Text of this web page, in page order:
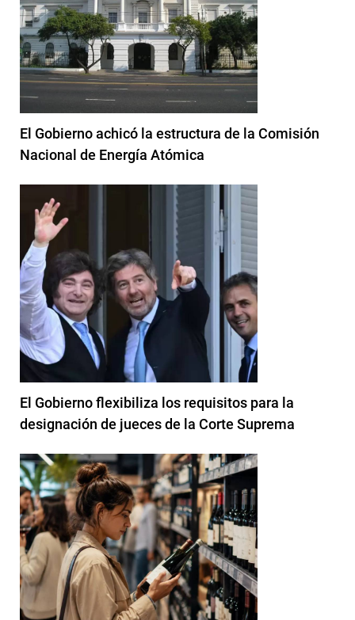
El Gobierno achicó la estructura de la Comisión
Nacional de Energía Atómica
El Gobierno flexibiliza los requisitos para la
designación de jueces de la Corte Suprema